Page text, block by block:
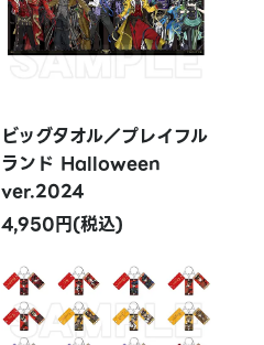
ビッグタオル／プレイフル
ランド Halloween
ver.2024
4,950円(税込)